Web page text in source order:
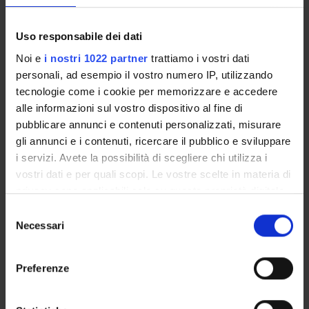
Uso responsabile dei dati
Noi e i nostri 1022 partner trattiamo i vostri dati
personali, ad esempio il vostro numero IP, utilizzando
tecnologie come i cookie per memorizzare e accedere
alle informazioni sul vostro dispositivo al fine di
pubblicare annunci e contenuti personalizzati, misurare
gli annunci e i contenuti, ricercare il pubblico e sviluppare
i servizi. Avete la possibilità di scegliere chi utilizza i
vostri dati e per quali scopi. Le vostre scelte in materia di
privacy sono applicabili solo su questa proprietà digitale
modificare o revocare il proprio consenso in qualsiasi
momento dalla Dichiarazione sui cookie o facendo clic
delNecessari
Preferenze
PROJECT PARTICIPANTS
Marco Giovanni Bettinelli
Federico Boschi
Associate Professor
Emilio Burattini
Laura Calderan
Associate Professor
Massimo Delledonne
Mirco Galie'
Gino Mariotto